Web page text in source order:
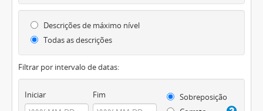
Descrições de máximo nível
Todas as descrições
Filtrar por intervalo de datas:
Iniciar Fim
Sobreposição